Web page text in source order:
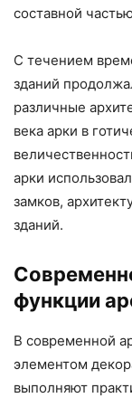
составной
С течением
зданий
различные
века арки в
арки
замков,
зданий.
функции
В современной
элементом
выполняют